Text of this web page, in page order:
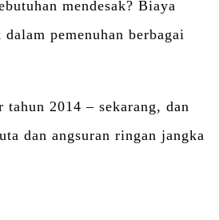
mendesak? Biaya
pemenuhan berbagai
2014 – sekarang, dan
dan angsuran ringan jangka